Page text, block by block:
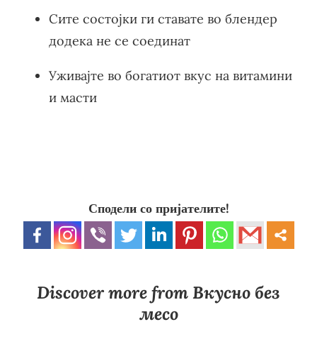
Сите состојки ги ставате во блендер
додека не се соединат
Уживајте во богатиот вкус на витамини
и масти
Сподели со пријателите!
Discover more from Вкусно без
месо